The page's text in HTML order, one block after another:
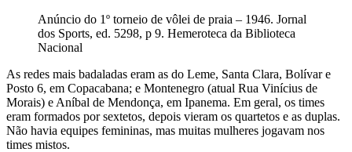
Anúncio do 1º torneio de vôlei de praia – 1946. Jornal
dos Sports, ed. 5298, p 9. Hemeroteca da Biblioteca
Nacional
As redes mais badaladas eram as do Leme, Santa Clara, Bolívar e
Posto 6, em Copacabana; e Montenegro (atual Rua Vinícius de
Morais) e Aníbal de Mendonça, em Ipanema. Em geral, os times
eram formados por sextetos, depois vieram os quartetos e as duplas.
Não havia equipes femininas, mas muitas mulheres jogavam nos
times mistos.